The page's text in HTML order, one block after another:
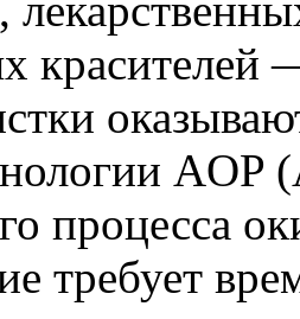
AOP
процесса
требует